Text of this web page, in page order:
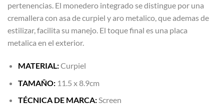
pertenencias. El monedero integrado se distingue por una
cremallera con asa de curpiel y aro metalico, que ademas de
estilizar, facilita su manejo. El toque final es una placa
metalica en el exterior.
MATERIAL:Curpiel
TAMAÑO: 11.5 x 8.9cm
TÉCNICA DE MARCA:Screen